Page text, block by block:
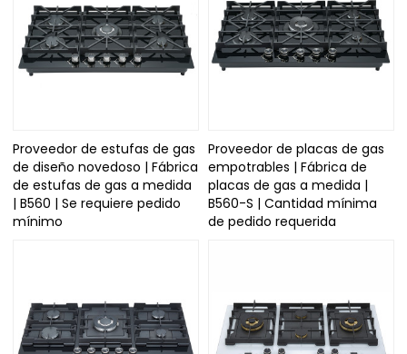
Proveedor de estufas de gas
de diseño novedoso | Fábrica
de estufas de gas a medida
| B560 | Se requiere pedido
mínimo
Proveedor de placas de gas
empotrables | Fábrica de
placas de gas a medida |
B560-S | Cantidad mínima
de pedido requerida